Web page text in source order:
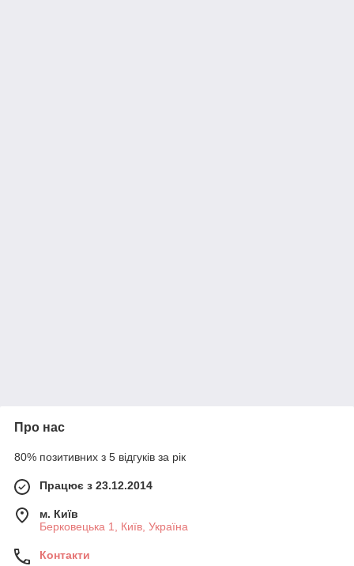
Про нас
80% позитивних з 5 відгуків за рік
Працює з 23.12.2014
м. Київ
Берковецька 1, Київ, Україна
Контакти